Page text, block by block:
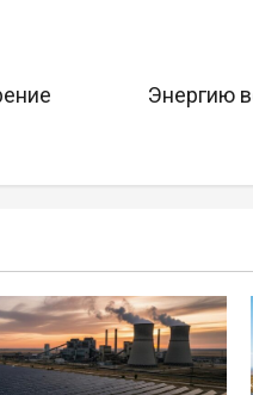
Энергию